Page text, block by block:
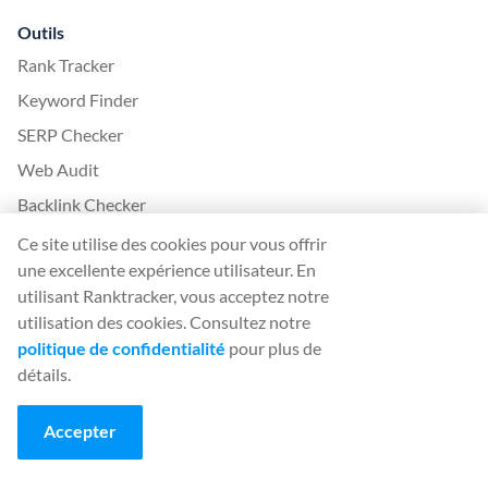
Outils
Rank Tracker
Keyword Finder
SERP Checker
Web Audit
Backlink Checker
Backlink Monitor
Liste de contrôle du référencement
AI Article Writer
GRATUIT : Simulateur de SERP
Plus de Ranktracker
White Label SaaS Backlink Service
Ce site utilise des cookies pour vous offrir
une excellente expérience utilisateur. En
utilisant Ranktracker, vous acceptez notre
utilisation des cookies. Consultez notre
politique de confidentialité pour plus de
détails.
Accepter